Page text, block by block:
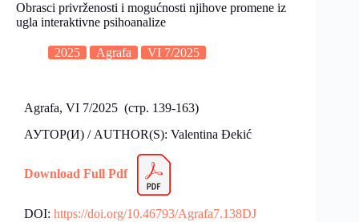
Obrasci privrženosti i mogućnosti njihove promene iz
ugla interaktivne psihoanalize
2025 Agrafa VI 7/2025
Agrafa, VI 7/2025 (стр. 139-163)
АУТОР(И) / AUTHOR(S): Valentina Đekić
Download Full Pdf
DOI: https://doi.org/10.46793/Agrafa7.138DJ